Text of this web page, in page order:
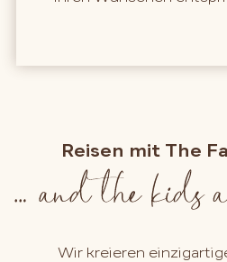
Reisen mit The
Wir kreieren